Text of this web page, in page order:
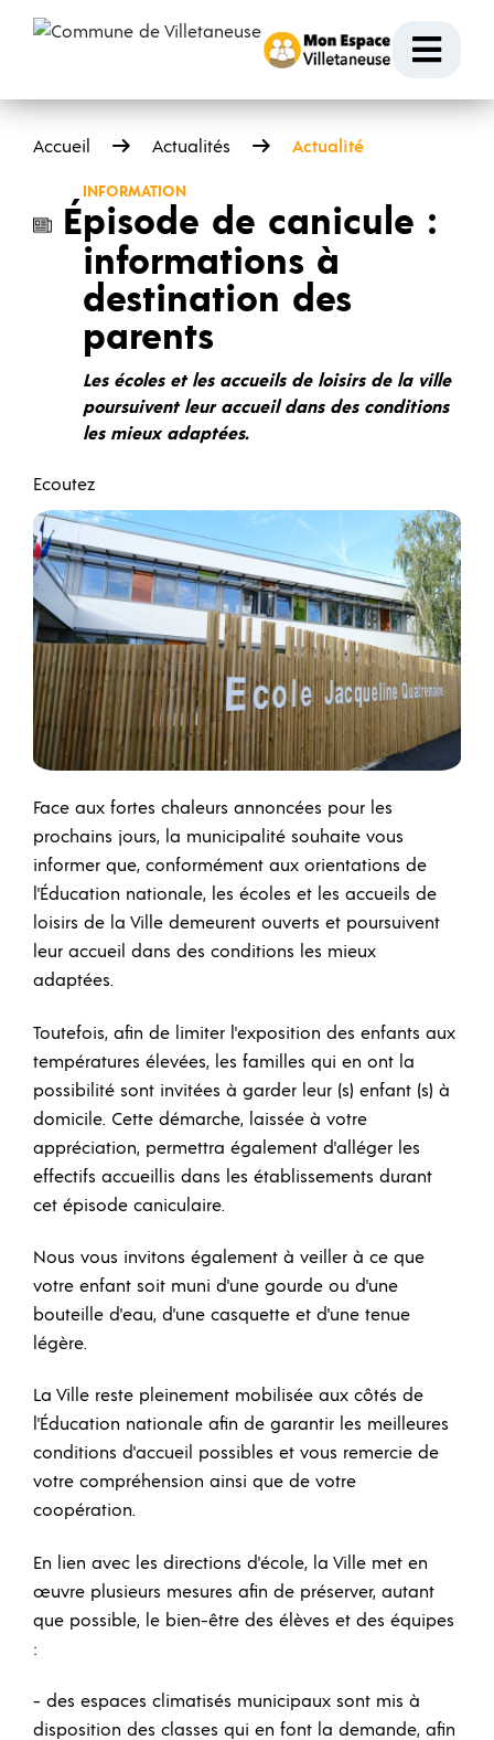
Accueil Actualités Actualité
INFORMATION
Épisode de canicule :
informations à
destination des
parents
Les écoles et les accueils de loisirs de la ville
poursuivent leur accueil dans des conditions
les mieux adaptées.
Ecoutez
Face aux fortes chaleurs annoncées pour les
prochains jours, la municipalité souhaite vous
informer que, conformément aux orientations de
l'Éducation nationale, les écoles et les accueils de
loisirs de la Ville demeurent ouverts et poursuivent
leur accueil dans des conditions les mieux
adaptées.
Toutefois, afin de limiter l'exposition des enfants aux
températures élevées, les familles qui en ont la
possibilité sont invitées à garder leur (s) enfant (s) à
domicile. Cette démarche, laissée à votre
appréciation, permettra également d'alléger les
effectifs accueillis dans les établissements durant
cet épisode caniculaire.
Nous vous invitons également à veiller à ce que
votre enfant soit muni d'une gourde ou d'une
bouteille d'eau, d'une casquette et d'une tenue
légère.
La Ville reste pleinement mobilisée aux côtés de
l'Éducation nationale afin de garantir les meilleures
conditions d'accueil possibles et vous remercie de
votre compréhension ainsi que de votre
coopération.
En lien avec les directions d'école, la Ville met en
œuvre plusieurs mesures afin de préserver, autant
que possible, le bien-être des élèves et des équipes
:
- des espaces climatisés municipaux sont mis à
disposition des classes qui en font la demande, afin